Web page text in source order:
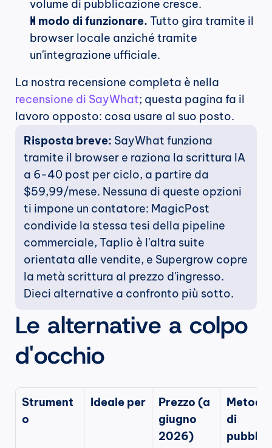
volume di pubblicazione cresce.
Il modo di funzionare. Tutto gira tramite il
browser locale anziché tramite
un'integrazione ufficiale.
recensione di SayWhat; questa pagina fa il
lavoro opposto: cosa usare al suo posto.
Risposta breve: SayWhat funziona
tramite il browser e raziona la scrittura IA
a 6-40 post per ciclo, a partire da
$59,99/mese. Nessuna di queste opzioni
ti impone un contatore: MagicPost
condivide la stessa tesi della pipeline
commerciale, Taplio è l'altra suite
orientata alle vendite, e Supergrow copre
la metà scrittura al prezzo d'ingresso.
Dieci alternative a confronto più sotto.
Le alternative a colpo
d'occhio
Strument
o
Ideale per
Prezzo (a
giugno
2026)
Metodo
di